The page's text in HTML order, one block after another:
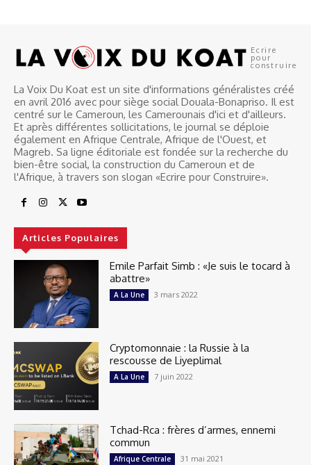
Ecrire
pour
construire
La Voix Du Koat est un site d'informations généralistes créé
en avril 2016 avec pour siège social Douala-Bonapriso. Il est
centré sur le Cameroun, les Camerounais d'ici et d'ailleurs.
Et après différentes sollicitations, le journal se déploie
également en Afrique Centrale, Afrique de l'Ouest, et
Magreb. Sa ligne éditoriale est fondée sur la recherche du
bien-être social, la construction du Cameroun et de
l'Afrique, à travers son slogan «Ecrire pour Construire».
Articles Populaires
Emile Parfait Simb : «Je suis le tocard à
abattre»
A La Une 3 mars 2022
Cryptomonnaie : la Russie à la
rescousse de Liyeplimal
A La Une 7 juin 2022
Tchad-Rca : frères d’armes, ennemi
commun
Afrique Centrale 31 mai 2021